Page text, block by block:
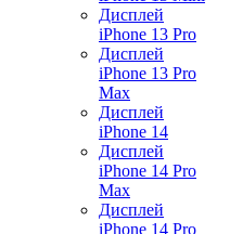
Дисплей
iPhone 13 Pro
Дисплей
iPhone 13 Pro
Max
Дисплей
iPhone 14
Дисплей
iPhone 14 Pro
Max
Дисплей
iPhone 14 Pro